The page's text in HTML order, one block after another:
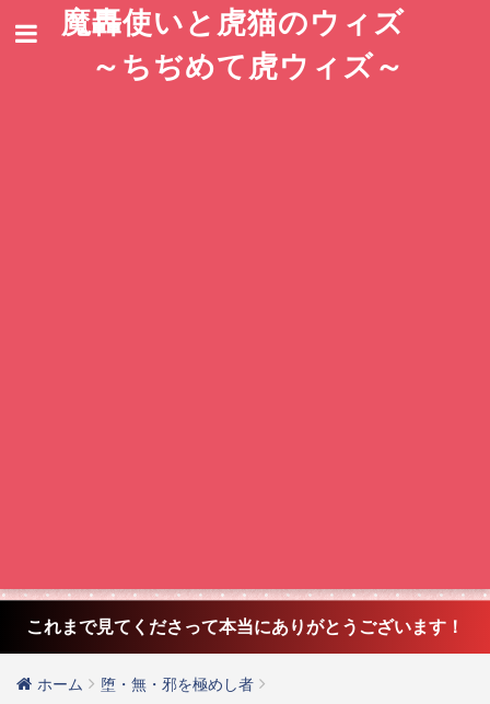
魔轟使いと虎猫のウィズ
～ちぢめて虎ウィズ～
これまで見てくださって本当にありがとうございます！
ホーム 堕・無・邪を極めし者